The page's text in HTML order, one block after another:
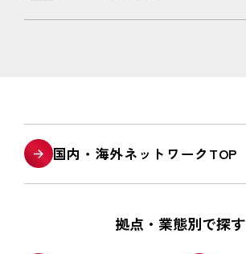
国内・海外ネットワークTOP
拠点・業態別で探す